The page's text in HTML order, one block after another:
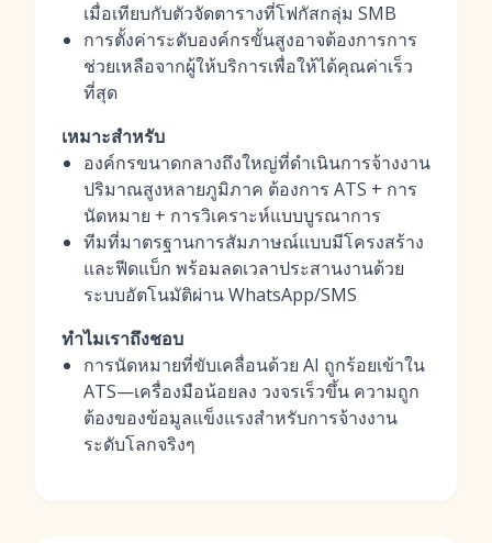
เมื่อเทียบกับตัวจัดตารางที่โฟกัสกลุ่ม SMB
การตั้งค่าระดับองค์กรขั้นสูงอาจต้องการการ
ช่วยเหลือจากผู้ให้บริการเพื่อให้ได้คุณค่าเร็ว
ที่สุด
เหมาะสำหรับ
องค์กรขนาดกลางถึงใหญ่ที่ดำเนินการจ้างงาน
ปริมาณสูงหลายภูมิภาค ต้องการ ATS + การ
นัดหมาย + การวิเคราะห์แบบบูรณาการ
ทีมที่มาตรฐานการสัมภาษณ์แบบมีโครงสร้าง
และฟีดแบ็ก พร้อมลดเวลาประสานงานด้วย
ระบบอัตโนมัติผ่าน WhatsApp/SMS
ทำไมเราถึงชอบ
การนัดหมายที่ขับเคลื่อนด้วย AI ถูกร้อยเข้าใน
ATS—เครื่องมือน้อยลง วงจรเร็วขึ้น ความถูก
ต้องของข้อมูลแข็งแรงสำหรับการจ้างงาน
ระดับโลกจริงๆ